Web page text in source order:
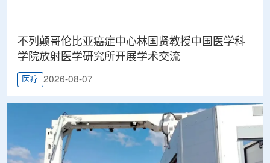
不列颠哥伦比亚癌症中心林国贤教授中国医学科
学院放射医学研究所开展学术交流
医疗 2026-08-07